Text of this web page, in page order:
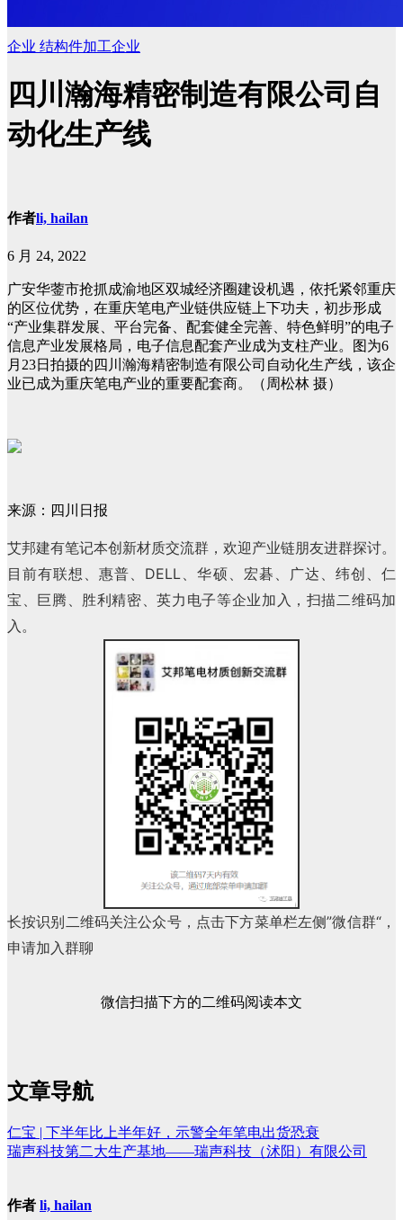
企业 结构件加工企业
四川瀚海精密制造有限公司自
动化生产线
作者li, hailan
6 月 24, 2022
广安华蓥市抢抓成渝地区双城经济圈建设机遇，依托紧邻重庆
的区位优势，在重庆笔电产业链供应链上下功夫，初步形成
“产业集群发展、平台完备、配套健全完善、特色鲜明”的电子
信息产业发展格局，电子信息配套产业成为支柱产业。图为6
月23日拍摄的四川瀚海精密制造有限公司自动化生产线，该企
业已成为重庆笔电产业的重要配套商。（周松林 摄）
来源：四川日报
艾邦建有笔记本创新材质交流群，欢迎产业链朋友进群探讨。
目前有联想、惠普、DELL、华硕、宏碁、广达、纬创、仁
宝、巨腾、胜利精密、英力电子等企业加入，扫描二维码加
入。
长按识别二维码关注公众号，点击下方菜单栏左侧”微信群“，
申请加入群聊
微信扫描下方的二维码阅读本文
文章导航
仁宝 | 下半年比上半年好，示警全年笔电出货恐衰
瑞声科技第二大生产基地——瑞声科技（沭阳）有限公司
作者 li, hailan